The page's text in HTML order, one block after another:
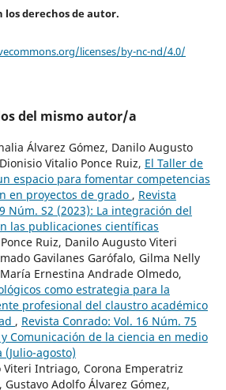
los derechos de autor.
licenses/by-nc-nd/4.0/
del mismo autor/a
Álvarez Gómez, Danilo Augusto
Vitalio Ponce Ruiz, El Taller de
espacio para fomentar competencias
en proyectos de grado , Revista
Núm. S2 (2023): La integración del
las publicaciones científicas
Ruiz, Danilo Augusto Viteri
Gavilanes Garófalo, Gilma Nelly
Ernestina Andrade Olmedo,
como estrategia para la
profesional del claustro académico
, Revista Conrado: Vol. 16 Núm. 75
Comunicación de la ciencia en medio
agosto)
Viteri Intriago, Corona Emperatriz
Gustavo Adolfo Álvarez Gómez,